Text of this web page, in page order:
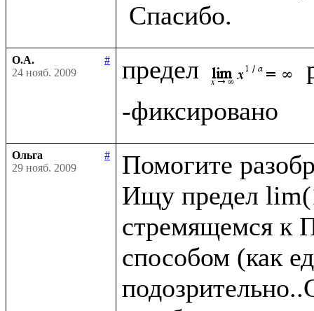
О.А.
#
24 нояб. 2009
предел
Ольга
#
29 нояб. 2009
Помогите
Ищу предел
стремящемся к
способом (как